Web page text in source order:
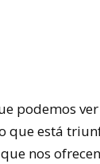
podemos
que está
nos